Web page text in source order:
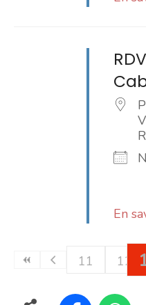
En
11 12